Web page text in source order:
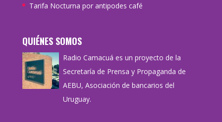
Tarifa Nocturna por antipodes café
QUIÉNES SOMOS
Radio Camacuá es un proyecto de la
Secretaría de Prensa y Propaganda de
AEBU, Asociación de bancarios del
Uruguay.